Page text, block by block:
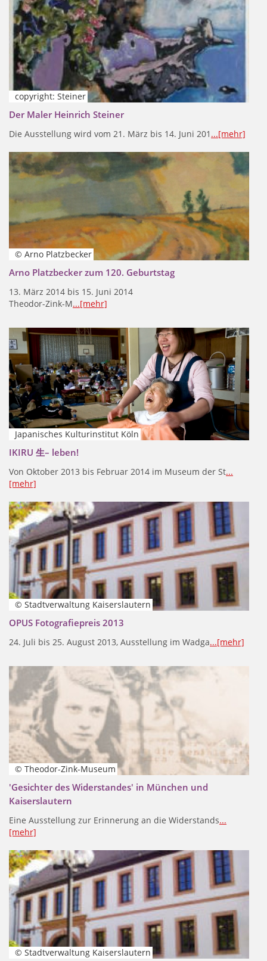
copyright: Steiner
Der Maler Heinrich Steiner
Die Ausstellung wird vom 21. März bis 14. Juni 201 ...[mehr]
© Arno Platzbecker
Arno Platzbecker zum 120. Geburtstag
13. März 2014 bis 15. Juni 2014
Theodor-Zink-M...[mehr]
Japanisches Kulturinstitut Köln
IKIRU 生– leben!
Von Oktober 2013 bis Februar 2014 im Museum der St...
[mehr]
© Stadtverwaltung Kaiserslautern
OPUS Fotografiepreis 2013
24. Juli bis 25. August 2013, Ausstellung im Wadga...[mehr]
© Theodor-Zink-Museum
'Gesichter des Widerstandes' in München und
Kaiserslautern
Eine Ausstellung zur Erinnerung an die Widerstands...
[mehr]
© Stadtverwaltung Kaiserslautern